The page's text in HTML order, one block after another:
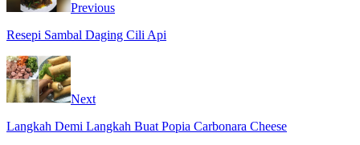
Previous
Resepi Sambal Daging Cili Api
Next
Langkah Demi Langkah Buat Popia Carbonara Cheese